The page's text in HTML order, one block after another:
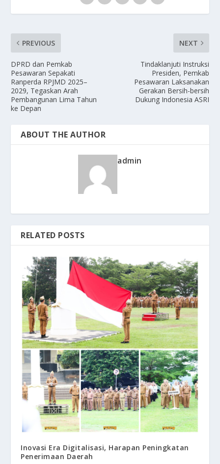
PREVIOUS
DPRD dan Pemkab
Pesawaran Sepakati
Ranperda RPJMD 2025–
2029, Tegaskan Arah
Pembangunan Lima Tahun
ke Depan
NEXT
Tindaklanjuti Instruksi
Presiden, Pemkab
Pesawaran Laksanakan
Gerakan Bersih-bersih
Dukung Indonesia ASRI
ABOUT THE AUTHOR
admin
RELATED POSTS
Inovasi Era Digitalisasi, Harapan Peningkatan
Penerimaan Daerah